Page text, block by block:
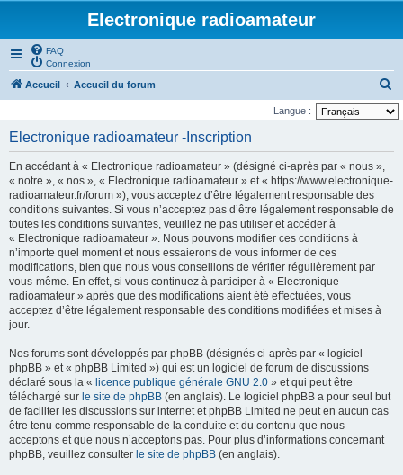
Electronique radioamateur
FAQ
Connexion
Accueil Accueil du forum
e
Langue :
Electronique radioamateur -Inscription
En accédant à « Electronique radioamateur » (désigné ci-après par « nous »,
« notre », « nos », « Electronique radioamateur » et « https://www.electronique-
radioamateur.fr/forum »), vous acceptez d’être légalement responsable des
conditions suivantes. Si vous n’acceptez pas d’être légalement responsable de
toutes les conditions suivantes, veuillez ne pas utiliser et accéder à
« Electronique radioamateur ». Nous pouvons modifier ces conditions à
n’importe quel moment et nous essaierons de vous informer de ces
modifications, bien que nous vous conseillons de vérifier régulièrement par
vous-même. En effet, si vous continuez à participer à « Electronique
radioamateur » après que des modifications aient été effectuées, vous
acceptez d’être légalement responsable des conditions modifiées et mises à
jour.
Nos forums sont développés par phpBB (désignés ci-après par « logiciel
phpBB » et « phpBB Limited ») qui est un logiciel de forum de discussions
déclaré sous la « licence publique générale GNU 2.0 » et qui peut être
téléchargé sur le site de phpBB (en anglais). Le logiciel phpBB a pour seul but
de faciliter les discussions sur internet et phpBB Limited ne peut en aucun cas
être tenu comme responsable de la conduite et du contenu que nous
acceptons et que nous n’acceptons pas. Pour plus d’informations concernant
phpBB, veuillez consulter le site de phpBB (en anglais).